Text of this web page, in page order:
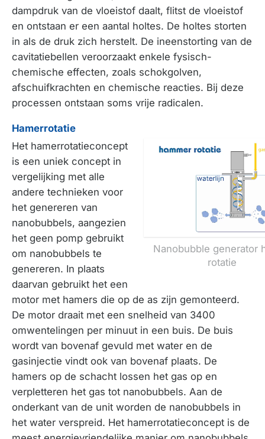
dampdruk van de vloeistof daalt, flitst de vloeistof
en ontstaan er een aantal holtes. De holtes storten
in als de druk zich herstelt. De ineenstorting van de
cavitatiebellen veroorzaakt enkele fysisch-
chemische effecten, zoals schokgolven,
afschuifkrachten en chemische reacties. Bij deze
processen ontstaan soms vrije radicalen.
Hamerrotatie
Nanobubble generator
rotatie
Het hamerrotatieconcept
is een uniek concept in
vergelijking met alle
andere technieken voor
het genereren van
nanobubbels, aangezien
het geen pomp gebruikt
om nanobubbels te
genereren. In plaats
daarvan gebruikt het een
motor met hamers die op de as zijn gemonteerd.
De motor draait met een snelheid van 3400
omwentelingen per minuut in een buis. De buis
wordt van bovenaf gevuld met water en de
gasinjectie vindt ook van bovenaf plaats. De
hamers op de schacht lossen het gas op en
verpletteren het gas tot nanobubbels. Aan de
onderkant van de unit worden de nanobubbels in
het water verspreid. Het hamerrotatieconcept is de